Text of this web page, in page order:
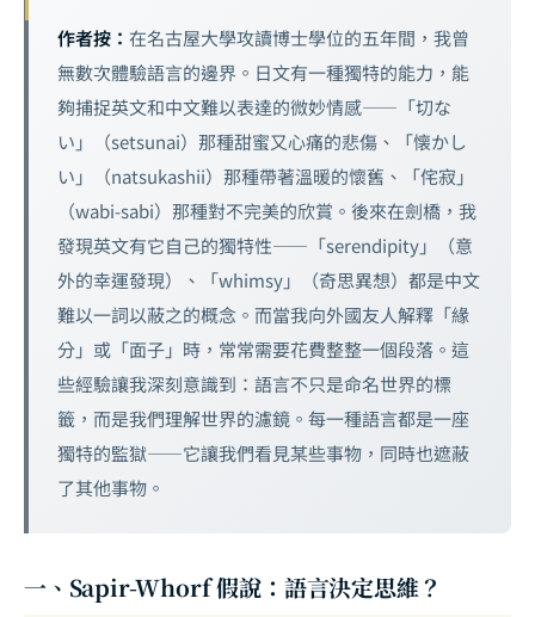
作者按： 在名古屋大學攻讀博士學位的五年間，我曾
無數次體驗語言的邊界。日文有一種獨特的能力，能
夠捕捉英文和中文難以表達的微妙情感——「切な
い」（setsunai）那種甜蜜又心痛的悲傷、「懐かし
い」（natsukashii）那種帶著溫暖的懷舊、「侘寂」
（wabi-sabi）那種對不完美的欣賞。後來在劍橋，我
發現英文有它自己的獨特性——「serendipity」（意
外的幸運發現）、「whimsy」（奇思異想）都是中文
難以一詞以蔽之的概念。而當我向外國友人解釋「緣
分」或「面子」時，常常需要花費整整一個段落。這
些經驗讓我深刻意識到：語言不只是命名世界的標
籤，而是我們理解世界的濾鏡。每一種語言都是一座
獨特的監獄——它讓我們看見某些事物，同時也遮蔽
了其他事物。
一、Sapir-Whorf 假說：語言決定思維？